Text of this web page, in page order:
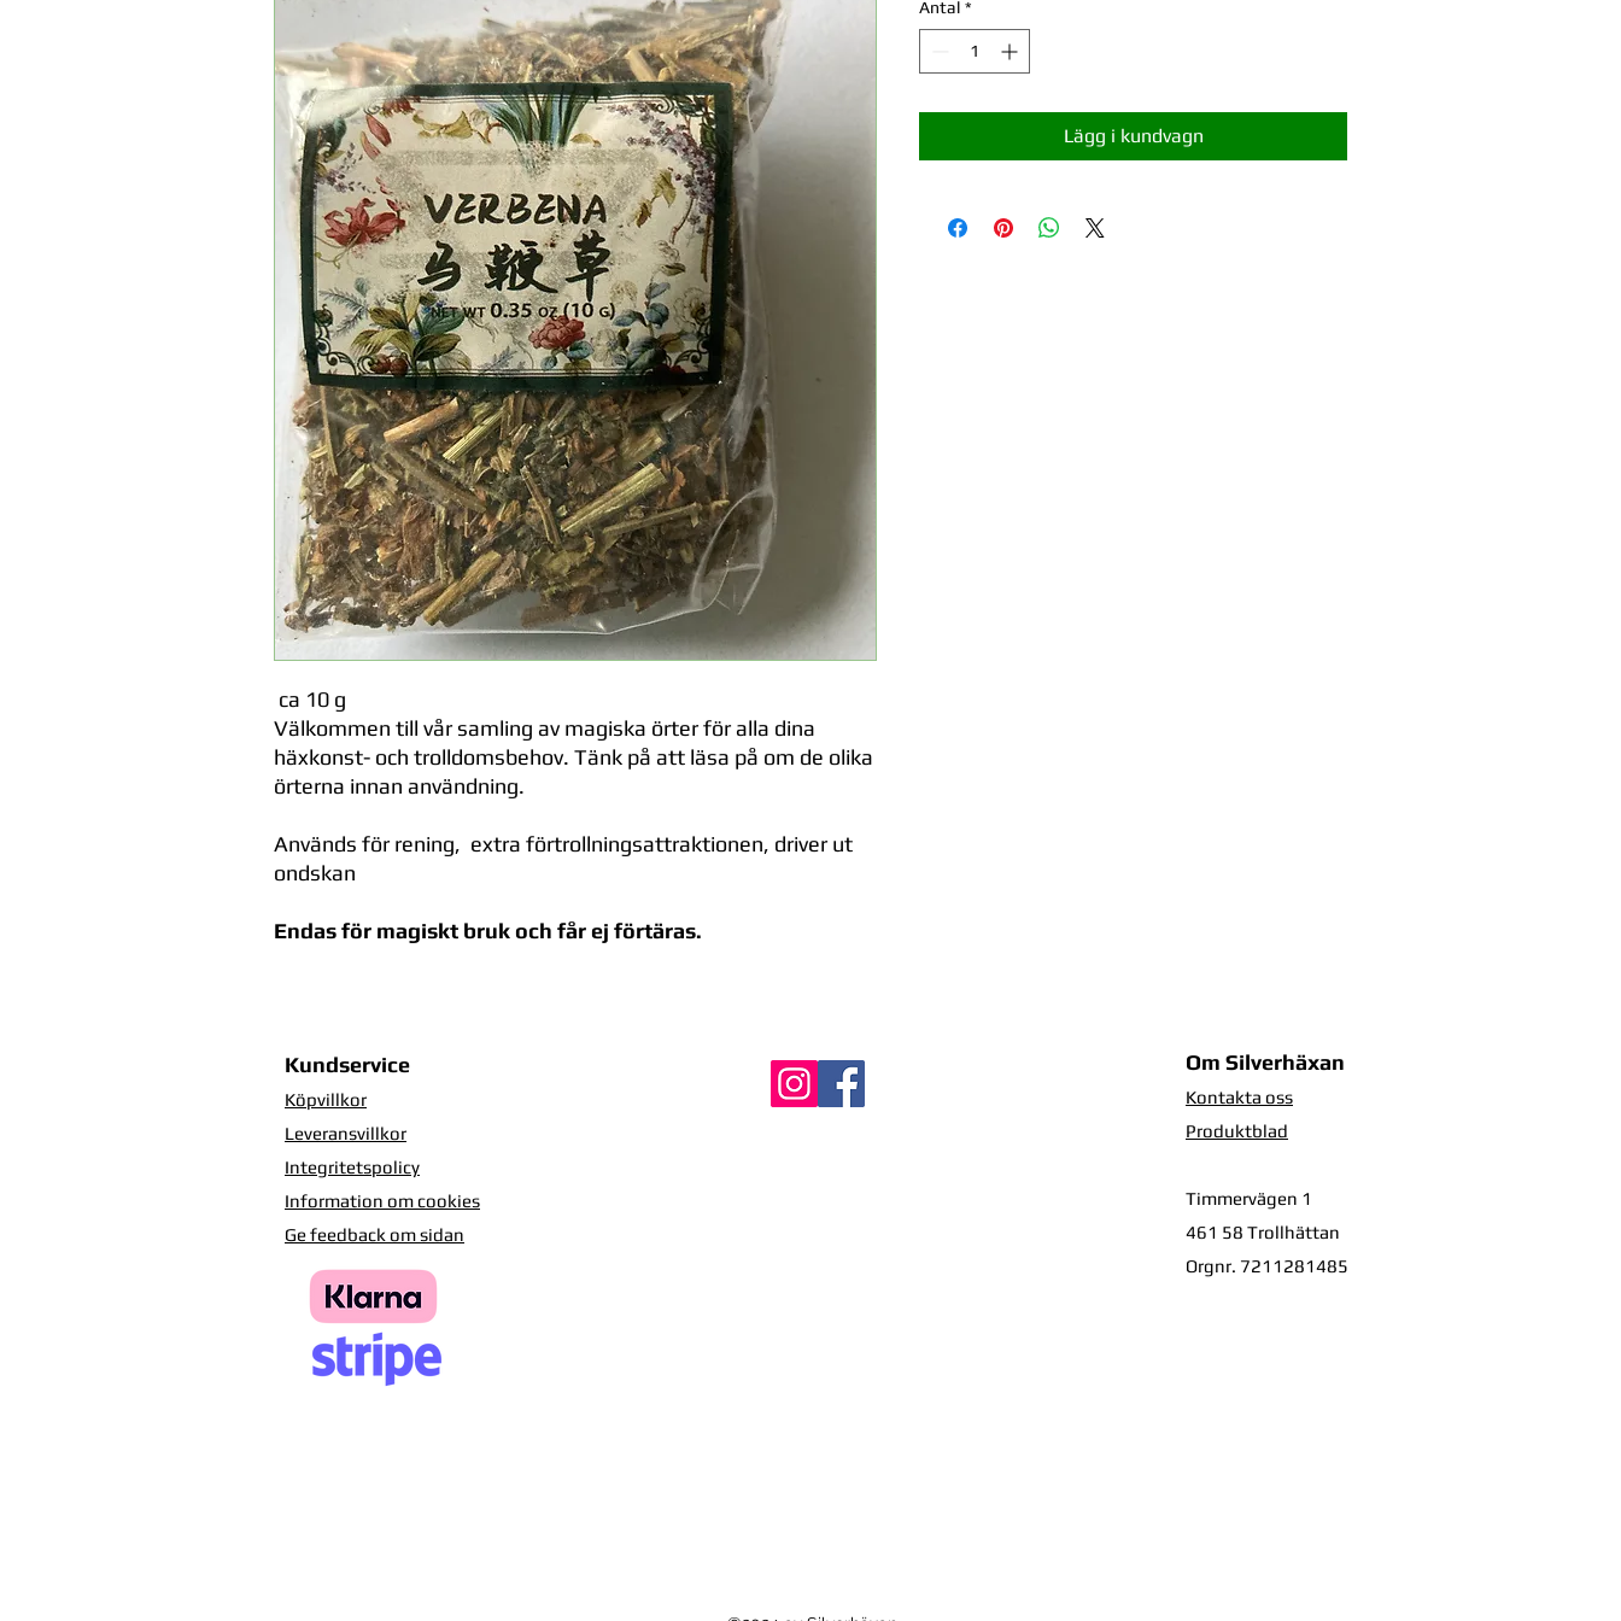
ca 10 g
Välkommen till vår samling av magiska örter för alla dina
häxkonst- och trolldomsbehov. Tänk på att läsa på om de olika
örterna innan användning.
Används för rening, extra förtrollningsattraktionen, driver ut
ondskan
Endas för magiskt bruk och får ej förtäras.
Antal *
Lägg i kundvagn
Kundservice
Köpvillkor
Leveransvillkor
Integritetspolicy
Information om cookies
Ge feedback om sidan
Om Silverhäxan
Kontakta oss
Produktblad
Timmervägen 1
461 58 Trollhättan
Orgnr. 7211281485